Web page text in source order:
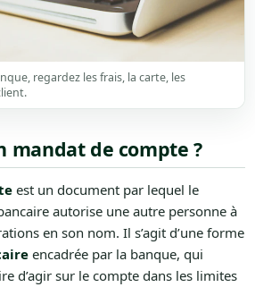
regardez les frais, la carte, les
mandat de compte ?
est un document par lequel le
autorise une autre personne à
en son nom. Il s’agit d’une forme
encadrée par la banque, qui
d’agir sur le compte dans les limites